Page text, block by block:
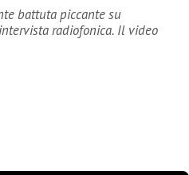
battuta piccante su
radiofonica. Il video